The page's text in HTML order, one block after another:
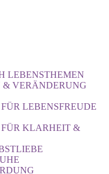
LEBENSTHEMEN
& VERÄNDERUNG
LEBENSFREUDE
KLARHEIT &